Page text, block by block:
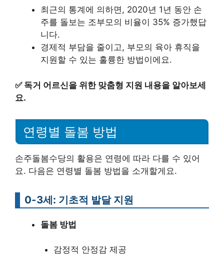
최근의 통계에 의하면, 2020년 1년 동안 손
주를 돌보는 조부모의 비율이 35% 증가했답
니다.
경제적 부담을 줄이고, 부모의 육아 휴직을
지원할 수 있는 훌륭한 방법이에요.
✅ 독거 어르신을 위한 맞춤형 지원 내용을 알아보세
요.
연령별 돌봄 방법
손주돌봄수당의 활용은 연령에 따라 다를 수 있어
요. 다음은 연령별 돌봄 방법을 소개할게요.
0-3세: 기초적 발달 지원
돌봄 방법
감정적 안정감 제공